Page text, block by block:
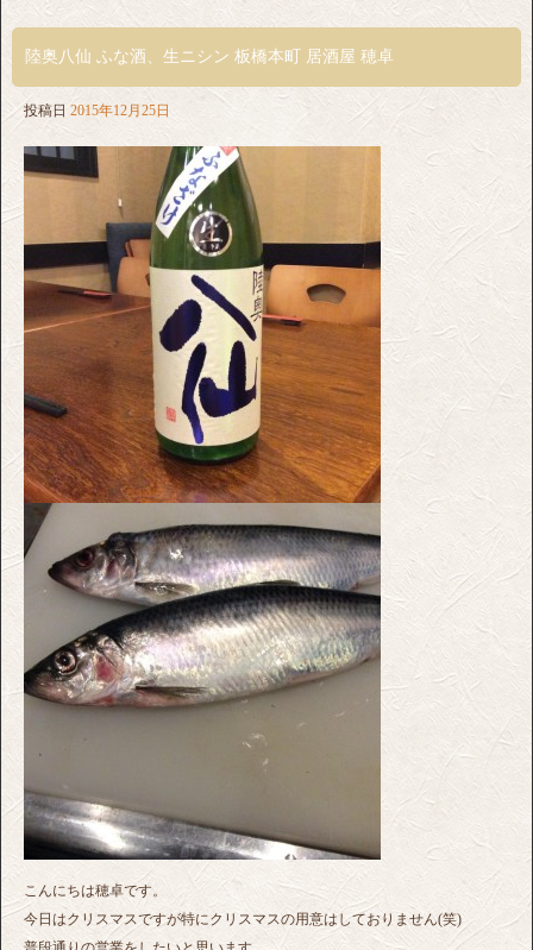
陸奥八仙 ふな酒、生ニシン 板橋本町 居酒屋 穂卓
投稿日 2015年12月25日
こんにちは穂卓です。
今日はクリスマスですが特にクリスマスの用意はしておりません(笑)